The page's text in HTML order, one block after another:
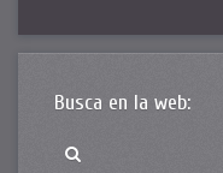
Busca en la web: